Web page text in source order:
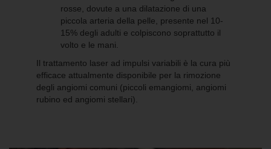
rosse, dovute a una dilatazione di una
piccola arteria della pelle, presente nel 10-
15% degli adulti e colpiscono soprattutto il
volto e le mani.
Il trattamento laser ad impulsi variabili è la cura più
efficace attualmente disponibile per la rimozione
degli angiomi comuni (piccoli emangiomi, angiomi
rubino ed angiomi stellari).